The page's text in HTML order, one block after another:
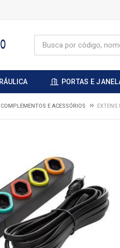
PORTAS E
COMPLEMENTOS E ACESSÓRIOS